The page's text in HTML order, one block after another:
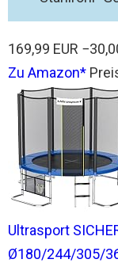
169,99 EUR
Zu Amazon
Ultrasport
Ø180/244/305/